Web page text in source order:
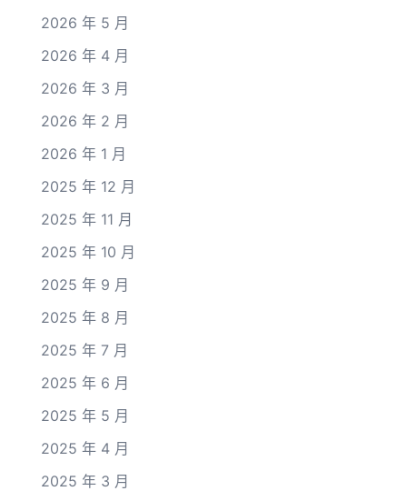
2026 年 5 月
2026 年 4 月
2026 年 3 月
2026 年 2 月
2026 年 1 月
2025 年 12 月
2025 年 11 月
2025 年 10 月
2025 年 9 月
2025 年 8 月
2025 年 7 月
2025 年 6 月
2025 年 5 月
2025 年 4 月
2025 年 3 月